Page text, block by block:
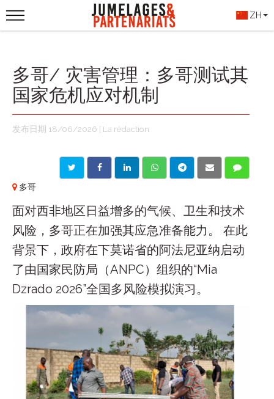
ZH
多哥/ 灾害管理：多哥测试其
国家危机应对机制
发布日期 18/06/2026 | La rédaction
多哥
面对西非地区日益增多的气候、卫生和技术
风险，多哥正在加强其应急准备能力。 在此
背景下，政府在下莫诺省的阿法尼亚纳启动
了由国家民防局（ANPC）组织的“Mia
Dzrado 2026”全国多风险模拟演习。